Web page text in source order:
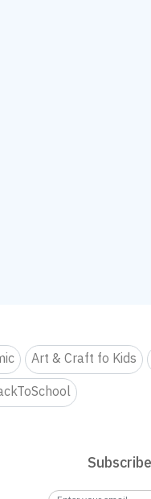
Art & Craft fo Kids